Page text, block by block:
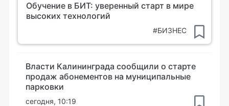
Обучение в БИТ: уверенный старт в мире
высоких технологий
#БИЗНЕС
Власти Калининграда сообщили о старте
продаж абонементов на муниципальные
парковки
сегодня, 10:19